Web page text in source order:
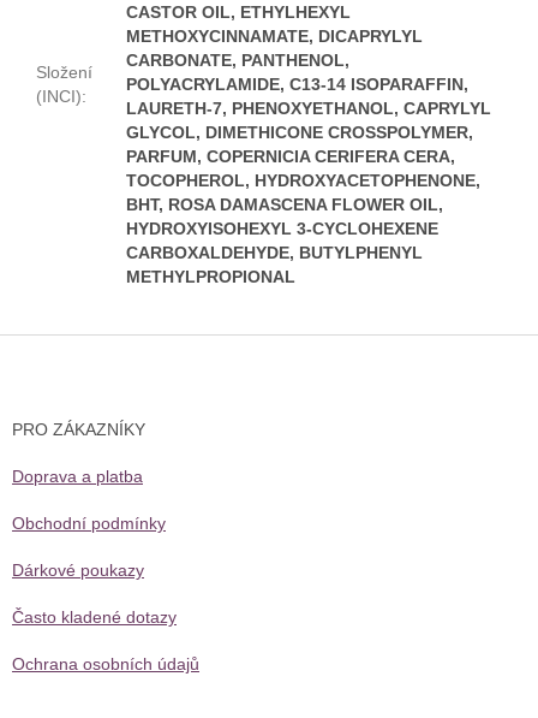
Složení
(INCI):
CASTOR OIL, ETHYLHEXYL
METHOXYCINNAMATE, DICAPRYLYL
CARBONATE, PANTHENOL,
POLYACRYLAMIDE, C13-14 ISOPARAFFIN,
LAURETH-7, PHENOXYETHANOL, CAPRYLYL
GLYCOL, DIMETHICONE CROSSPOLYMER,
PARFUM, COPERNICIA CERIFERA CERA,
TOCOPHEROL, HYDROXYACETOPHENONE,
BHT, ROSA DAMASCENA FLOWER OIL,
HYDROXYISOHEXYL 3-CYCLOHEXENE
CARBOXALDEHYDE, BUTYLPHENYL
METHYLPROPIONAL
Z
PRO ZÁKAZNÍKY
Doprava a platba
Obchodní podmínky
Dárkové poukazy
Často kladené dotazy
Ochrana osobních údajů